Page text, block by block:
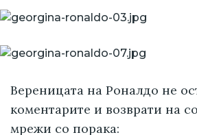
Вереницата на Роналдо не
коментарите и возврати на
мрежи со порака: